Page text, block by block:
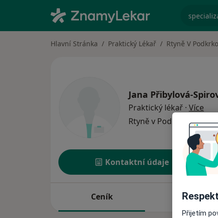
Hlavní Stránka Praktický Lékař Rtyně V
Jana Přibylová-
Praktický lékař · Víceo
Rtyně v Podkrkonoší1
Kontaktní údaje
Ceník Adresy
Přijetím